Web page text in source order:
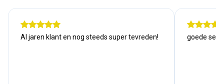
Al jaren klant en nog steeds super tevreden! goede